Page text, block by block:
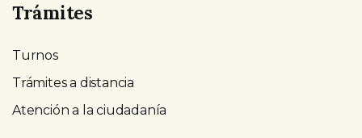
Trámites
Turnos
Trámites a distancia
Atención a la ciudadanía